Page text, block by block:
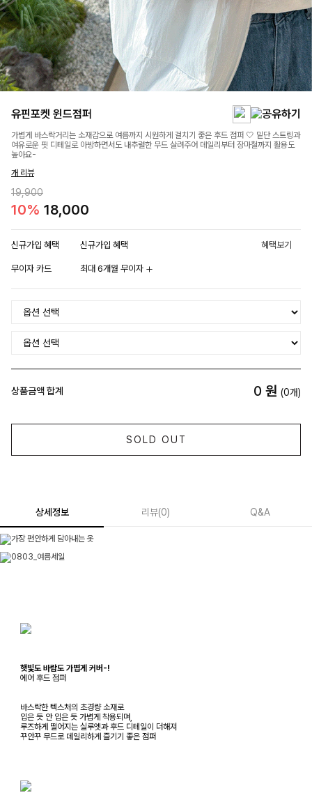
유핀포켓 윈드점퍼
가볍게 바스락거리는 소재감으로 여름까지 시원하게 걸치기 좋은 후드 점퍼 🤍 밑단 스트링과
여유로운 핏 디테일로 아방하면서도 내추럴한 무드 살려주어 데일리부터 장마철까지 활용도
높아요-
개 리뷰
19,900
10% 18,000
신규가입 혜택 신규가입 혜택 혜택보기
무이자 카드 최대 6개월 무이자
상품금액 합계 0 원 (0개)
SOLD OUT
상세정보 리뷰(0) Q&A
햇빛도 바람도 가볍게 커버-!
에어 후드 점퍼
바스락한 텍스처의 초경량 소재로
입은 듯 안 입은 듯 가볍게 착용되며,
루즈하게 떨어지는 실루엣과 후드 디테일이 더해져
꾸안꾸 무드로 데일리하게 즐기기 좋은 점퍼